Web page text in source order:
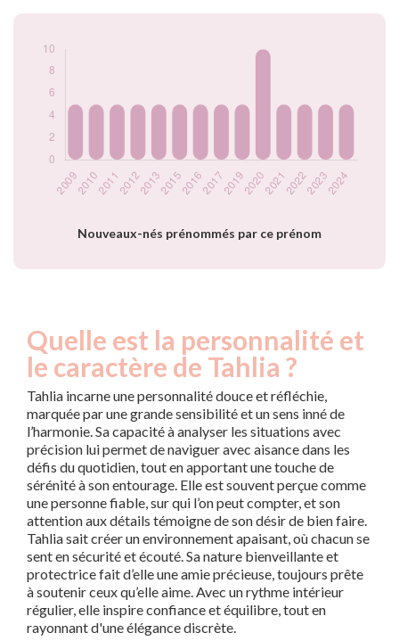
Nouveaux-nés prénommés par ce prénom
Popularité du
prénom Tahlia par
2021
Quelle est la personnalité et
le caractère de Tahlia ?
Tahlia incarne une personnalité douce et réfléchie,
marquée par une grande sensibilité et un sens inné de
l’harmonie. Sa capacité à analyser les situations avec
précision lui permet de naviguer avec aisance dans les
défis du quotidien, tout en apportant une touche de
sérénité à son entourage. Elle est souvent perçue comme
une personne fiable, sur qui l’on peut compter, et son
attention aux détails témoigne de son désir de bien faire.
Tahlia sait créer un environnement apaisant, où chacun se
sent en sécurité et écouté. Sa nature bienveillante et
protectrice fait d’elle une amie précieuse, toujours prête
à soutenir ceux qu’elle aime. Avec un rythme intérieur
régulier, elle inspire confiance et équilibre, tout en
rayonnant d'une élégance discrète.